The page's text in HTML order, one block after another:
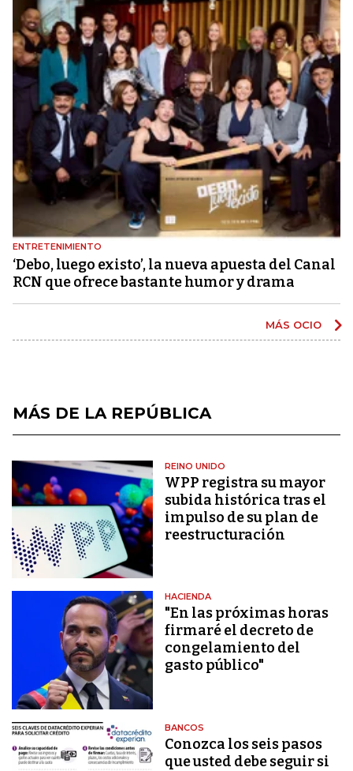
ENTRETENIMIENTO
‘Debo, luego existo’, la nueva apuesta del Canal
RCN que ofrece bastante humor y drama
MÁS OCIO
MÁS DE LA REPÚBLICA
REINO UNIDO
WPP registra su mayor
subida histórica tras el
impulso de su plan de
reestructuración
HACIENDA
"En las próximas horas
firmaré el decreto de
congelamiento del
gasto público"
BANCOS
Conozca los seis pasos
que usted debe seguir si